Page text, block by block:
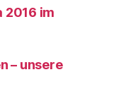
2016 im
– unsere